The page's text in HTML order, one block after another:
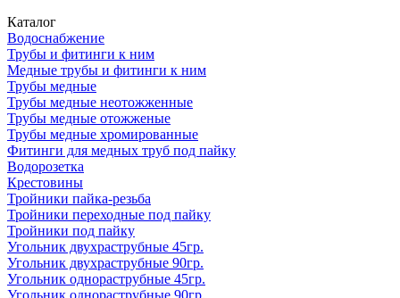
Каталог
Водоснабжение
Трубы и фитинги к ним
Медные трубы и фитинги к ним
Трубы медные
Трубы медные неотожженные
Трубы медные отожженые
Трубы медные хромированные
Фитинги для медных труб под пайку
Водорозетка
Крестовины
Тройники пайка-резьба
Тройники переходные под пайку
Тройники под пайку
Угольник двухраструбные 45гр.
Угольник двухраструбные 90гр.
Угольник однораструбные 45гр.
Угольник однораструбные 90гр.